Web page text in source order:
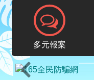
報案專區
多元報案
上一則